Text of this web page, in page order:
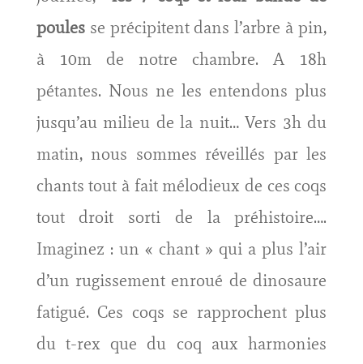
poulesse précipitent dans l’arbre à pin,
à 10m de notre chambre. A 18h
pétantes. Nous ne les entendons plus
jusqu’au milieu de la nuit… Vers 3h du
matin, nous sommes réveillés par les
chants tout à fait mélodieux de ces coqs
tout droit sorti de la préhistoire….
Imaginez : un « chant » qui a plus l’air
d’un rugissement enroué de dinosaure
fatigué. Ces coqs se rapprochent plus
du t-rex que du coq aux harmonies